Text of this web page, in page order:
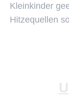
Kleinkinder
Hitzequellen
U